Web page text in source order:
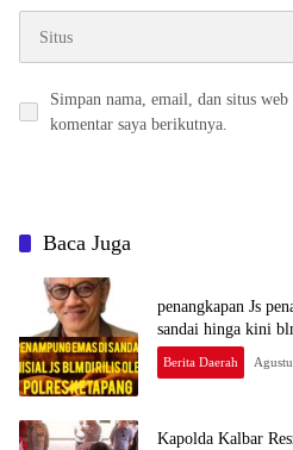
Simpan nama, email, dan situs
komentar saya berikutnya.
Baca Juga
penangkapan Js
sandai hinga kini
Berita Daerah
Kapolda Kalbar